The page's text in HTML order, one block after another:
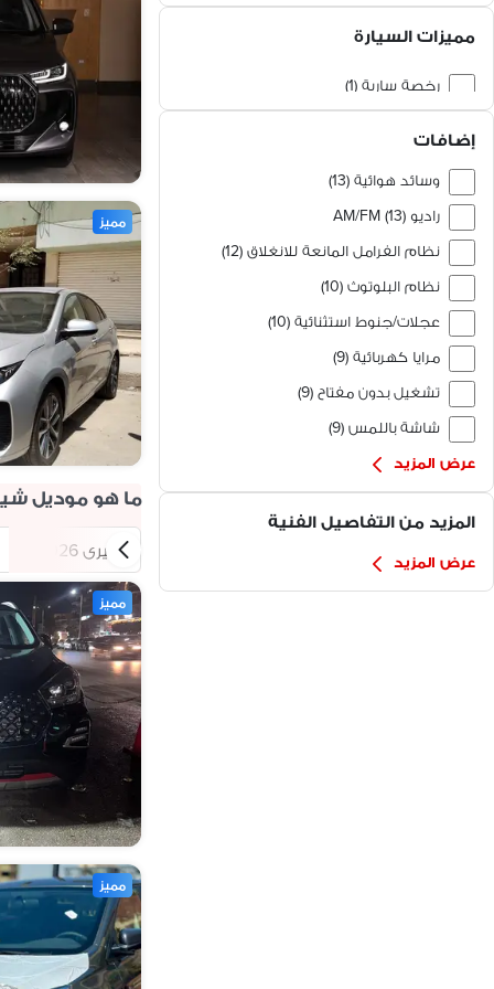
كهرباء (1)
هجين (1)
مميزات السيارة
رخصة سارية (1)
إضافات
وسائد هوائية (13)
راديو AM/FM (13)
نظام الفرامل المانعة للانغلاق (12)
نظام البلوتوث (10)
عجلات/جنوط استثنائية (10)
مرايا كهربائية (9)
تشغيل بدون مفتاح (9)
شاشة باللمس (9)
عرض المزيد
المزيد من التفاصيل الفنية
عرض المزيد
مميز
ما هو موديل
شيرى 2026
مميز
مميز